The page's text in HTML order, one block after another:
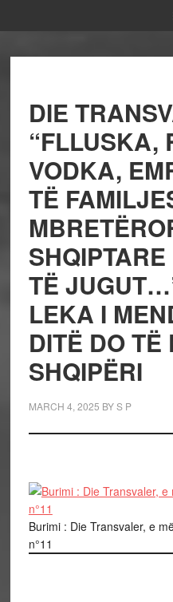
DIE
“FLLUSKA,
VODKA,
TË
TË
LEKA I
DITË DO
SHQIPËRI
MARCH 4, 2025 BYS P
Burimi : Die Transvaler, e
n°11